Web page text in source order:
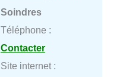
Soindres
Téléphone :
Contacter
Site internet :